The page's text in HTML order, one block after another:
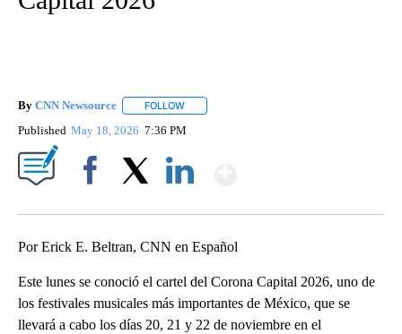
By CNN Newsource FOLLOW
Published May 18, 2026 7:36 PM
Por Erick E. Beltran, CNN en Español
Este lunes se conoció el cartel del Corona Capital 2026, uno de
los festivales musicales más importantes de México, que se
llevará a cabo los días 20, 21 y 22 de noviembre en el